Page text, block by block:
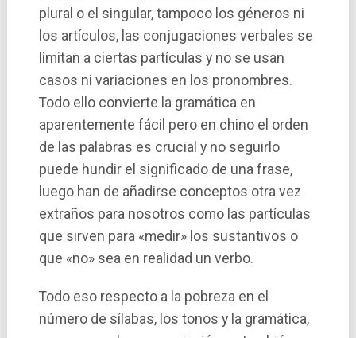
plural o el singular, tampoco los géneros ni
los artí­culos, las conjugaciones verbales se
limitan a ciertas partí­culas y no se usan
casos ni variaciones en los pronombres.
Todo ello convierte la gramática en
aparentemente fácil pero en chino el orden
de las palabras es crucial y no seguirlo
puede hundir el significado de una frase,
luego han de añadirse conceptos otra vez
extraños para nosotros como las partí­culas
que sirven para «medir» los sustantivos o
que «no» sea en realidad un verbo.
Todo eso respecto a la pobreza en el
número de sí­labas, los tonos y la gramática,